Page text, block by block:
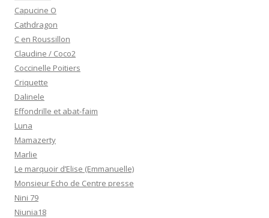
Capucine O
Cathdragon
C en Roussillon
Claudine / Coco2
Coccinelle Poitiers
Criquette
Dalinele
Effondrille et abat-faim
Luna
Mamazerty
Marlie
Le marquoir d’Elise (Emmanuelle)
Monsieur Echo de Centre presse
Nini 79
Niunia18